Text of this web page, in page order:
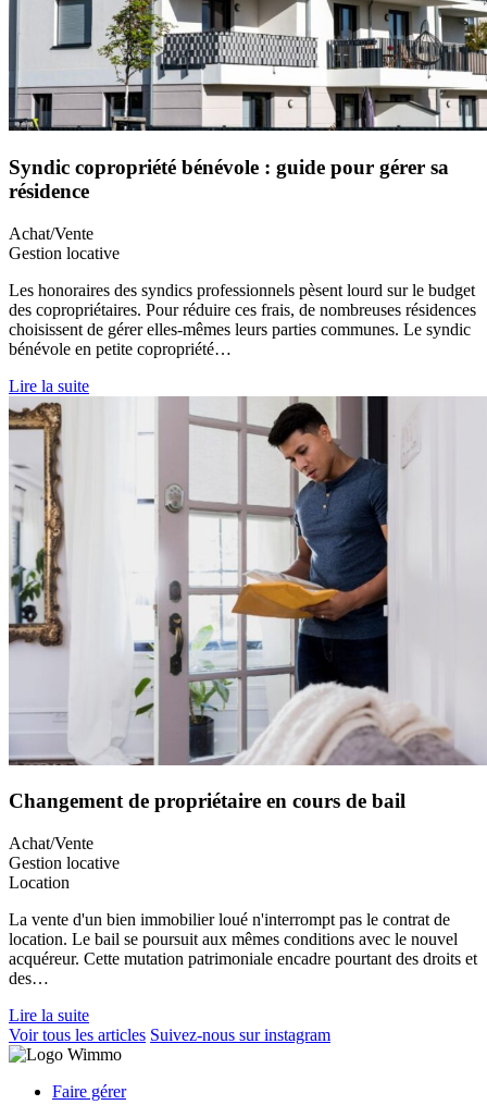
Syndic copropriété bénévole : guide pour gérer sa
résidence
Achat/Vente
Gestion locative
Les honoraires des syndics professionnels pèsent lourd sur le budget
des copropriétaires. Pour réduire ces frais, de nombreuses résidences
choisissent de gérer elles-mêmes leurs parties communes. Le syndic
bénévole en petite copropriété…
Lire la suite
Changement de propriétaire en cours de bail
Achat/Vente
Gestion locative
Location
La vente d'un bien immobilier loué n'interrompt pas le contrat de
location. Le bail se poursuit aux mêmes conditions avec le nouvel
acquéreur. Cette mutation patrimoniale encadre pourtant des droits et
des…
Lire la suite
Voir tous les articles Suivez-nous sur instagram
Faire gérer